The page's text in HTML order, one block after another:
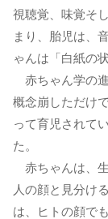
視聴覚、味覚そ
まり、胎児は、
ゃんは「白紙の
赤ちゃん学の
概念崩しただけ
って育児されて
た。
赤ちゃんは、
人の顔と見分け
は、ヒトの顔で